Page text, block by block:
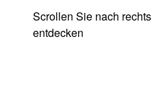
Scrollen Sie nach
entdecken